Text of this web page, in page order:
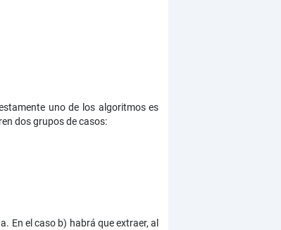
uno de los algoritmos es
dos grupos de casos:
En el caso b) habrá que extraer, al